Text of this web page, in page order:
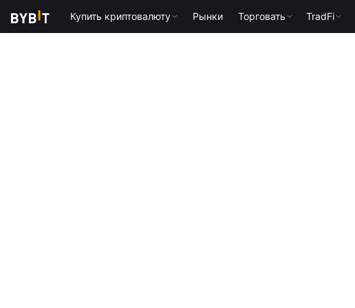
Купить криптовалюту Рынки Торговать TradFi